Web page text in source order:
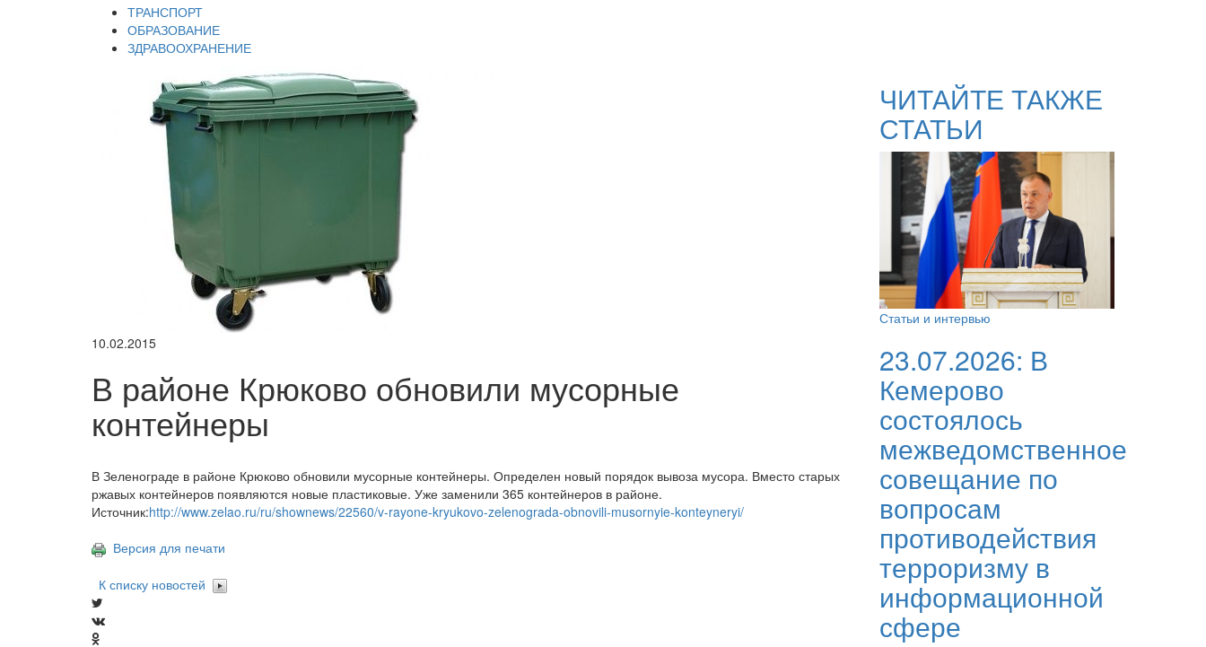
ТРАНСПОРТ
ОБРАЗОВАНИЕ
ЗДРАВООХРАНЕНИЕ
10.02.2015
В районе Крюково обновили мусорные
контейнеры
В Зеленограде в районе Крюково обновили мусорные контейнеры. Определен новый порядок вывоза мусора. Вместо старых
ржавых контейнеров появляются новые пластиковые. Уже заменили 365 контейнеров в районе.
Источник:http://www.zelao.ru/ru/shownews/22560/v-rayone-kryukovo-zelenograda-obnovili-musornyie-konteyneryi/
Версия для печати
К списку новостей
ЧИТАЙТЕ ТАКЖЕ
СТАТЬИ
Статьи и интервью
23.07.2026: В
Кемерово
состоялось
межведомственное
совещание по
вопросам
противодействия
терроризму в
информационной
сфере